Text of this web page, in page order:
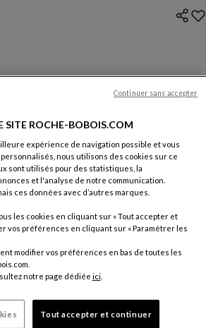
bois, Ketch se distingue par l'élégance de ses
Les différentes pièces du système permettent
à votre dimension, qui n'oubliera pas d'être
technique
rendez-vous en magasin
SITE ROCHE-BOBOIS.COM
expérience de navigation possible et vous
nous utilisons des cookies sur ce
sont utilisés pour des statistiques, la
et l'analyse de notre communication.
ces données avec d’autres marques.
les cookies en cliquant sur « Tout accepter et
vos préférences en cliquant sur « Paramétrer les
modifier vos préférences en bas de toutes les
notre page dédiée ici.
Tout accepter et continuer
Continuer sans accepter